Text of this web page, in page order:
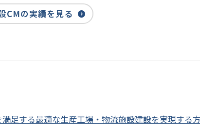
CMの実績を見る
足する最適な生産工場・物流施設建設を実現する